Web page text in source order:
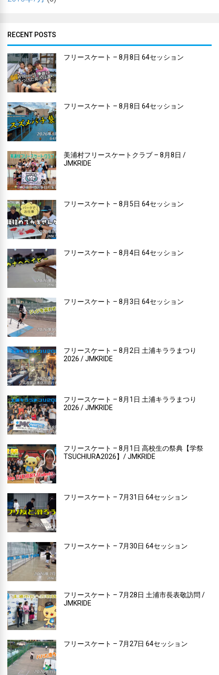
RECENT POSTS
フリースケート – 8月8日 64セッション
フリースケート – 8月8日 64セッション
美浦村フリースケートクラブ – 8月8日 /
JMKRIDE
フリースケート – 8月5日 64セッション
フリースケート – 8月4日 64セッション
フリースケート – 8月3日 64セッション
フリースケート – 8月2日 土浦キララまつり
2026 / JMKRIDE
フリースケート – 8月1日 土浦キララまつり
2026 / JMKRIDE
フリースケート – 8月1日 高校生の祭典【学祭
TSUCHIURA2026】/ JMKRIDE
フリースケート – 7月31日 64セッション
フリースケート – 7月30日 64セッション
フリースケート – 7月28日 土浦市長表敬訪問 /
JMKRIDE
フリースケート – 7月27日 64セッション